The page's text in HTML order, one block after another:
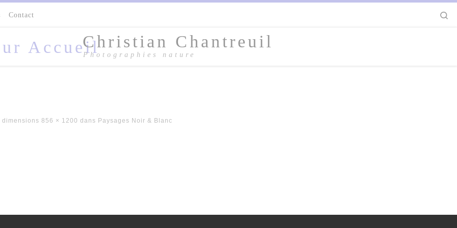
Contact
Christian Chantreuil
Photographies nature
dimensions 856 × 1200 dans Paysages Noir & Blanc